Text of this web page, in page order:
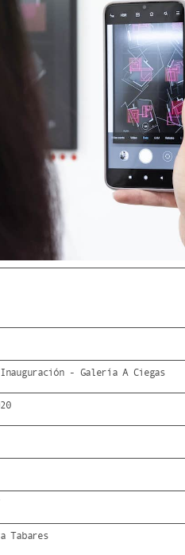
- Galería A Ciegas
Tabares